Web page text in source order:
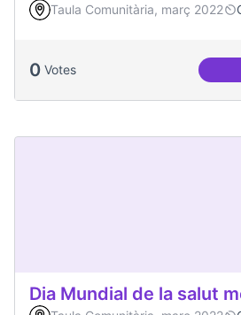
Taula Comunitària, març 2022
0 Votes
Dia Mundial de la salut